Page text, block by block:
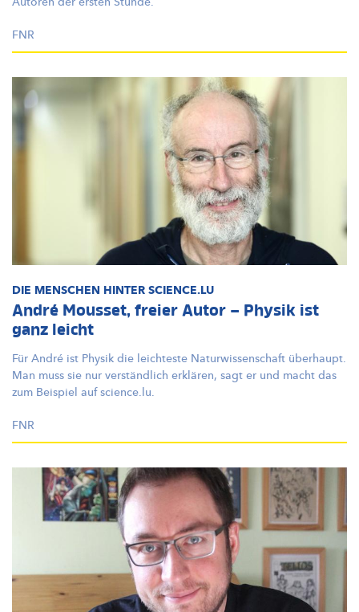
FNR
DIE MENSCHEN HINTER SCIENCE.LU
André Mousset, freier Autor – Physik ist
ganz leicht
Für André ist Physik die leichteste Naturwissenschaft überhaupt.
Man muss sie nur verständlich erklären, sagt er und macht das
zum Beispiel auf science.lu.
FNR